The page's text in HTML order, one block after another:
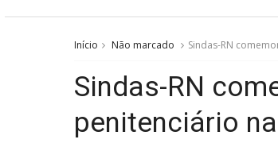
Início Não marcado Sindas-RN
Sindas-RN
penitenciário